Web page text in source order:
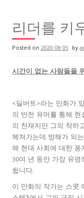
리더를 키
Posted on 2020-08-05 by
시간이 없는 사람들을
<딜버트>라는 만화가
의 반전 유머를 통해 현
의 천재지만 그의 착하
헤쳐가는데 방해가 되
해 현대 사회에 대한
30여 년 동안 가장 유
됩니다.
이 만화의 작가는 스콧